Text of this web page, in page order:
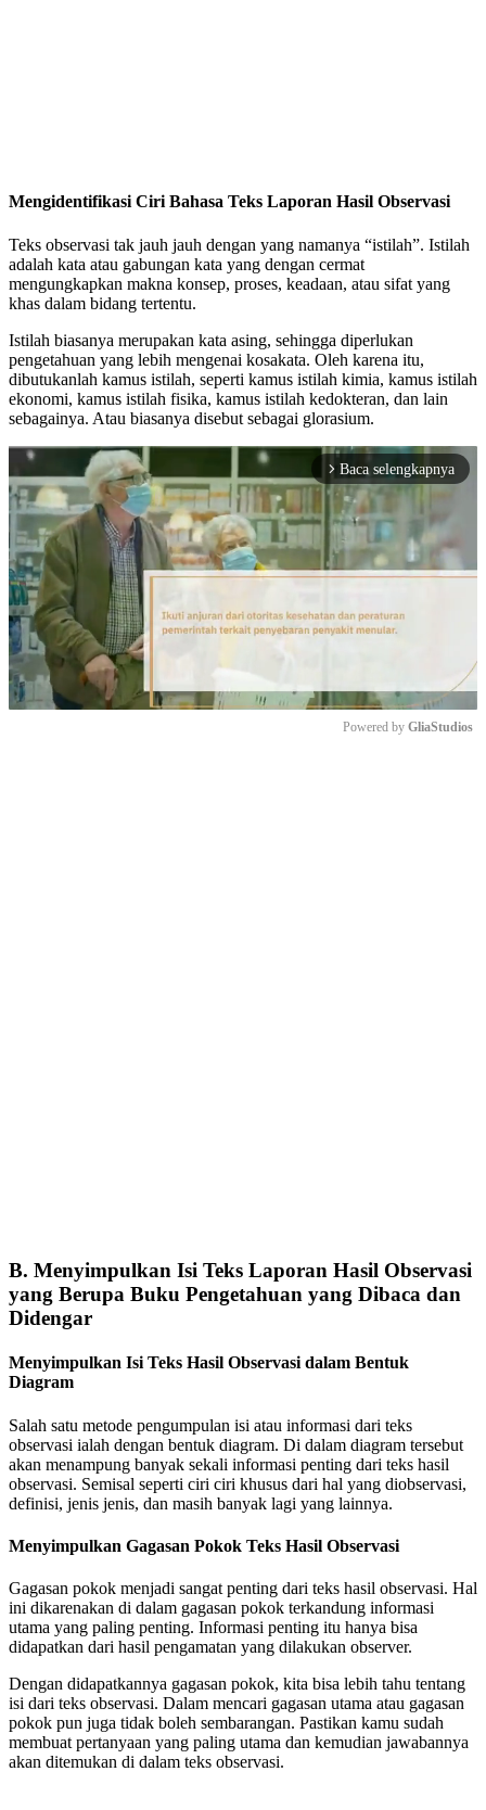
Mengidentifikasi Ciri Bahasa Teks Laporan Hasil Observasi
Teks observasi tak jauh jauh dengan yang namanya “istilah”. Istilah
adalah kata atau gabungan kata yang dengan cermat
mengungkapkan makna konsep, proses, keadaan, atau sifat yang
khas dalam bidang tertentu.
Istilah biasanya merupakan kata asing, sehingga diperlukan
pengetahuan yang lebih mengenai kosakata. Oleh karena itu,
dibutukanlah kamus istilah, seperti kamus istilah kimia, kamus istilah
ekonomi, kamus istilah fisika, kamus istilah kedokteran, dan lain
sebagainya. Atau biasanya disebut sebagai glorasium.
arrow_forward_ios Baca selengkapnya
Powered by GliaStudios
B. Menyimpulkan Isi Teks Laporan Hasil Observasi
yang Berupa Buku Pengetahuan yang Dibaca dan
Didengar
Menyimpulkan Isi Teks Hasil Observasi dalam Bentuk
Diagram
Salah satu metode pengumpulan isi atau informasi dari teks
observasi ialah dengan bentuk diagram. Di dalam diagram tersebut
akan menampung banyak sekali informasi penting dari teks hasil
observasi. Semisal seperti ciri ciri khusus dari hal yang diobservasi,
definisi, jenis jenis, dan masih banyak lagi yang lainnya.
Menyimpulkan Gagasan Pokok Teks Hasil Observasi
Gagasan pokok menjadi sangat penting dari teks hasil observasi. Hal
ini dikarenakan di dalam gagasan pokok terkandung informasi
utama yang paling penting. Informasi penting itu hanya bisa
didapatkan dari hasil pengamatan yang dilakukan observer.
Dengan didapatkannya gagasan pokok, kita bisa lebih tahu tentang
isi dari teks observasi. Dalam mencari gagasan utama atau gagasan
pokok pun juga tidak boleh sembarangan. Pastikan kamu sudah
membuat pertanyaan yang paling utama dan kemudian jawabannya
akan ditemukan di dalam teks observasi.